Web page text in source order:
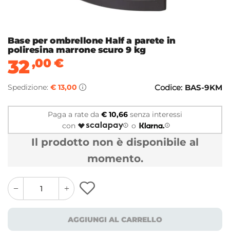
Base per ombrellone Half a parete in
poliresina marrone scuro 9 kg
32,00€
Spedizione: € 13,00 Codice: BAS-9KM
Paga a rate da € 10,66 senza interessi
con
o
Il prodotto non è disponibile al
momento.
quantity
button
quantity
minus
button
AGGIUNGI AL CARRELLO